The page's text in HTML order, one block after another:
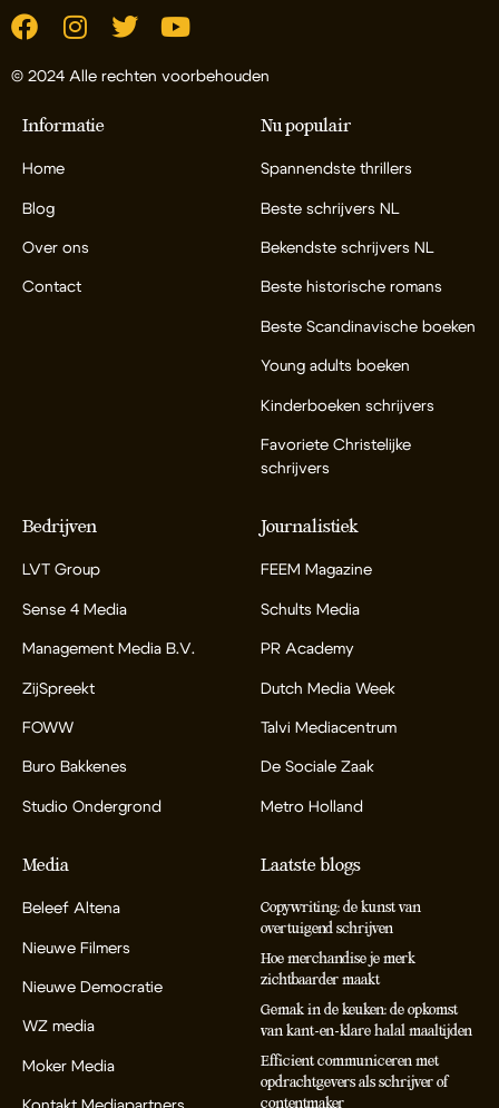
© 2024 Alle rechten voorbehouden
Informatie
Home
Blog
Over ons
Contact
Nu populair
Spannendste thrillers
Beste schrijvers NL
Bekendste schrijvers NL
Beste historische romans
Beste Scandinavische boeken
Young adults boeken
Kinderboeken schrijvers
Favoriete Christelijke
schrijvers
Bedrijven
LVT Group
Sense 4 Media
Management Media B.V.
ZijSpreekt
FOWW
Buro Bakkenes
Studio Ondergrond
Journalistiek
FEEM Magazine
Schults Media
PR Academy
Dutch Media Week
Talvi Mediacentrum
De Sociale Zaak
Metro Holland
Media
Beleef Altena
Nieuwe Filmers
Nieuwe Democratie
WZ media
Moker Media
Laatste blogs
Copywriting: de kunst van
overtuigend schrijven
Hoe merchandise je merk
zichtbaarder maakt
Gemak in de keuken: de opkomst
van kant-en-klare halal maaltijden
Efficient communiceren met
opdrachtgevers als schrijver of
contentmaker